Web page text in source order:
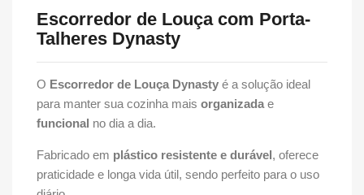
Escorredor de Louça com Porta-
Talheres Dynasty
O Escorredor de Louça Dynasty é a solução ideal
para manter sua cozinha mais organizadae
funcional no dia a dia.
Fabricado em plástico resistente e durável , oferece
praticidade e longa vida útil, sendo perfeito para o uso